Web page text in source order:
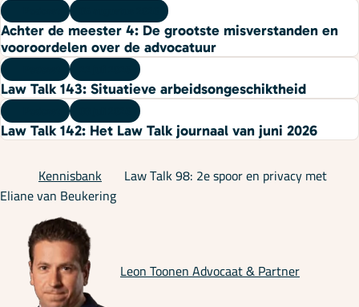
Achter de meester 4: De grootste misverstanden en
vooroordelen over de advocatuur
Law Talk 143: Situatieve arbeidsongeschiktheid
Law Talk 142: Het Law Talk journaal van juni 2026
Kennisbank
Law Talk 98: 2e spoor en privacy met
Eliane van Beukering
Leon ToonenAdvocaat & Partner